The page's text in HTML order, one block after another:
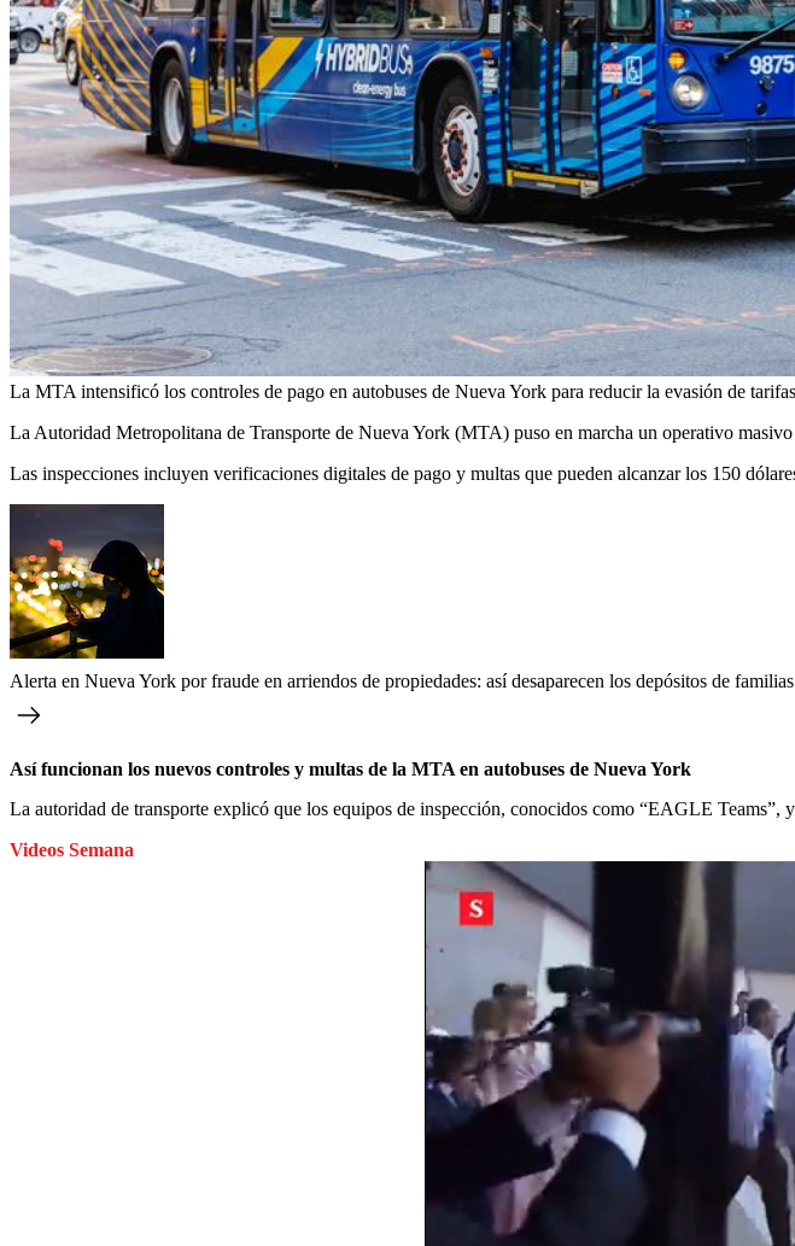
La MTA intensificó los controles de pago en autobuses de Nueva York para reducir la evasión de
La Autoridad Metropolitana de Transporte de Nueva York (MTA) puso en marcha un operativo
Las inspecciones incluyen verificaciones digitales de pago y multas que pueden alcanzar los 150
Alerta en Nueva York por fraude en arriendos de propiedades: así desaparecen los depósitos de familias
Así funcionan los nuevos controles y multas de la MTA en autobuses de Nueva York
La autoridad de transporte explicó que los equipos de inspección, conocidos como “EAGLE Teams”,
Videos Semana